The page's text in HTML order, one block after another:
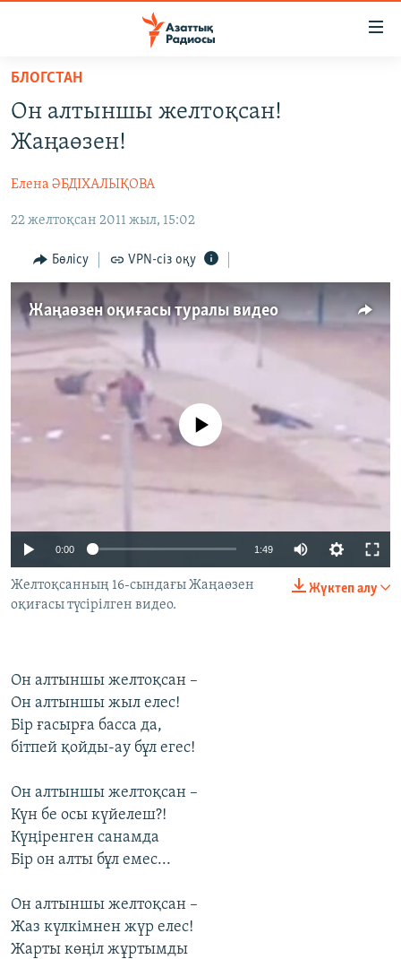
Skip
main
content
to
Navigation
Search
ҚАҢТАР ОҚИҒАСЫ
АДАМ ҚҰҚЫҚТАРЫ
ӘЛЕУМЕТ
ӘЛЕМ
АРНАЙЫ ЖОБАЛАР
Русский
БЛОГСТАН
Он алтыншы желтоқсан!
Жаңаөзен!
Елена ӘБДІХАЛЫҚОВА
22 желтоқсан 2011 жыл, 15:02
Бөлісу VPN-сіз оқу
Жаңаөзен оқиғасы туралы видео
No media source currently available
0:00 1:49
Жүктеп алу
Желтоқсанның 16-сындағы Жаңаөзен
оқиғасы түсірілген видео.
Он алтыншы желтоқсан –
Он алтыншы жыл елес!
Бір ғасырға басса да,
бітпей қойды-ау бұл егес!
Он алтыншы желтоқсан –
Күн бе осы күйелеш?!
Күңіренген санамда
Бір он алты бұл емес...
Он алтыншы желтоқсан –
Жаз күлкімнен жүр елес!
Жарты көңіл жұртымды